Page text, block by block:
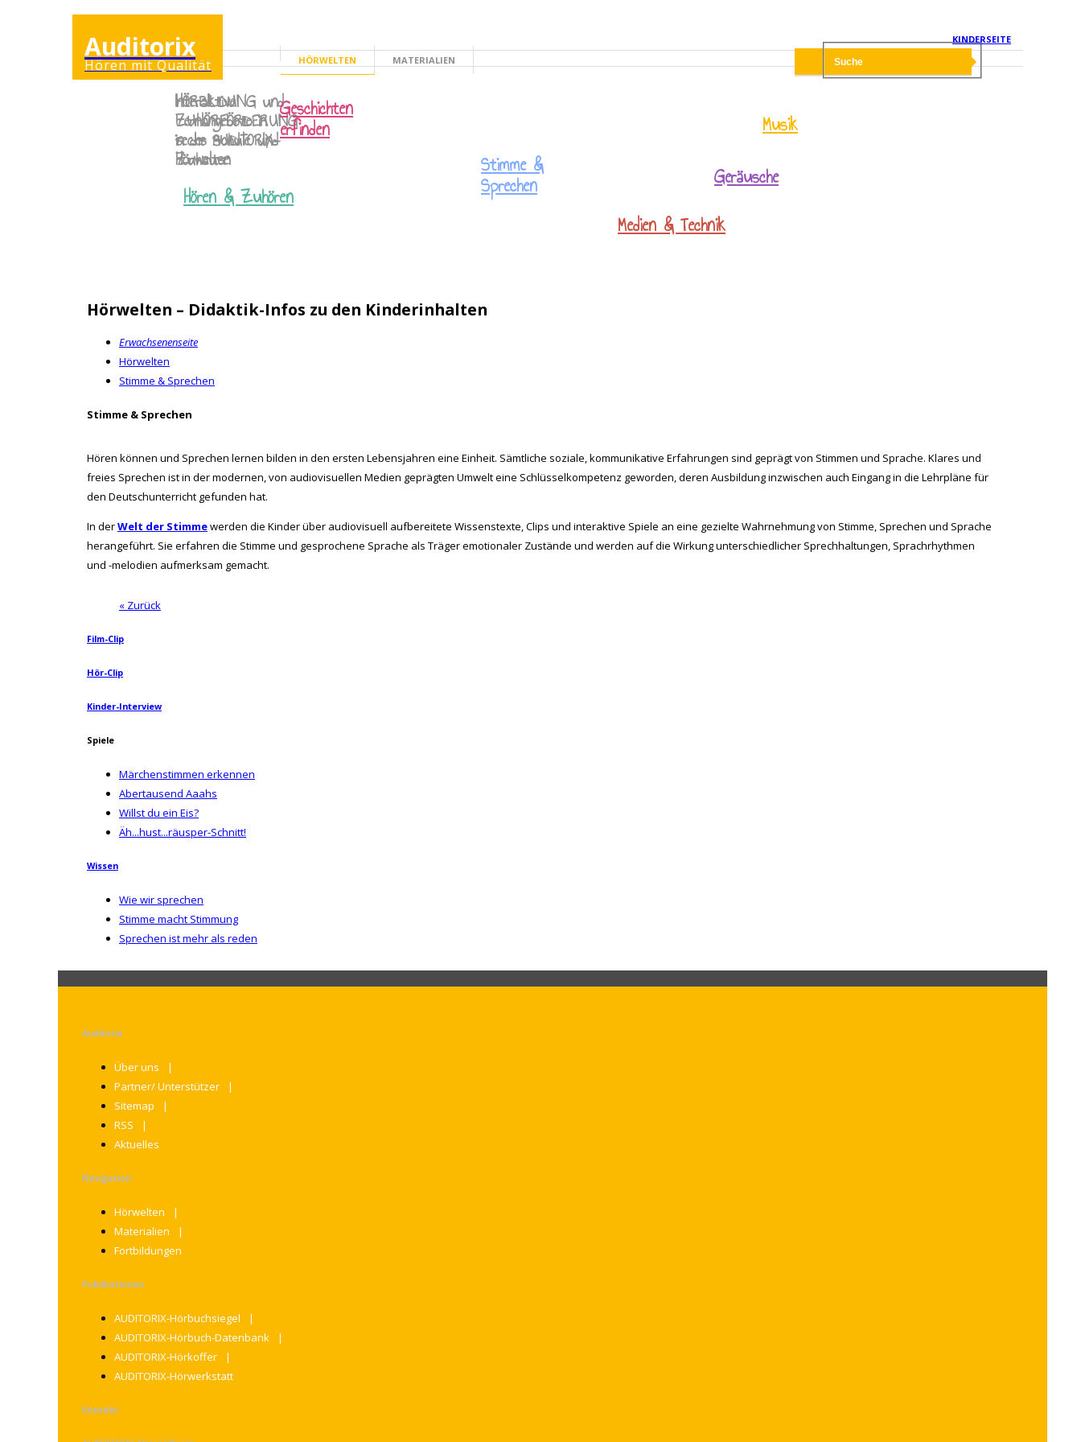
KINDERSEITE
Auditorix
Hören mit Qualität ERWACHSENENSEITE
HÖRWELTEN MATERIALIEN
Hören & Zuhören
Geschichten
erfinden
Stimme &
Sprechen
Medien & Technik
Musik
Geräusche
Interaktive
Lernangebote in
sechs AUDITORIX-
Hörwelten
HÖRBILDUNG und
ZUHÖRFÖRDERUNG
in der Schule und
Zuhause
Hörwelten – Didaktik-Infos zu den Kinderinhalten
Erwachsenenseite
Hörwelten
Stimme & Sprechen
Stimme & Sprechen
Hören können und Sprechen lernen bilden in den ersten Lebensjahren eine Einheit. Sämtliche soziale, kommunikative Erfahrungen sind geprägt von Stimmen und Sprache. Klares und
freies Sprechen ist in der modernen, von audiovisuellen Medien geprägten Umwelt eine Schlüsselkompetenz geworden, deren Ausbildung inzwischen auch Eingang in die Lehrpläne für
den Deutschunterricht gefunden hat.
In derWelt der Stimmewerden die Kinder über audiovisuell aufbereitete Wissenstexte, Clips und interaktive Spiele an eine gezielte Wahrnehmung von Stimme, Sprechen und Sprache
herangeführt. Sie erfahren die Stimme und gesprochene Sprache als Träger emotionaler Zustände und werden auf die Wirkung unterschiedlicher Sprechhaltungen, Sprachrhythmen
und -melodien aufmerksam gemacht.
« Zurück
Film-Clip
Hör-Clip
Kinder-Interview
Spiele
Märchenstimmen erkennen
Abertausend Aaahs
Willst du ein Eis?
Äh...hust...räusper-Schnitt!
Wissen
Wie wir sprechen
Stimme macht Stimmung
Sprechen ist mehr als reden
Auditorix
Über uns
Partner/ Unterstützer
Sitemap
RSS
Aktuelles
Navigation
Hörwelten
Materialien
Fortbildungen
Publikationen
AUDITORIX-Hörbuchsiegel
AUDITORIX-Hörbuch-Datenbank
AUDITORIX-Hörkoffer
AUDITORIX-Hörwerkstatt
Kontakt